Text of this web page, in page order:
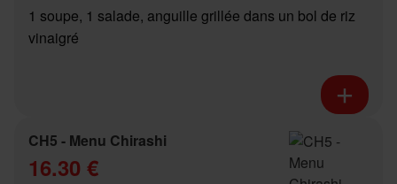
1 soupe, 1 salade, anguille grillée dans un bol de riz
vinaigré
CH5 - Menu Chirashi
16.30 €